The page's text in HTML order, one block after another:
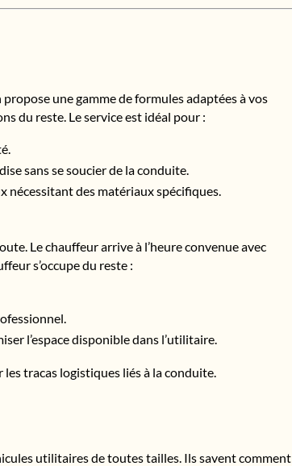
une gamme de formules adaptées à vos
du reste. Le service est idéal pour :
sans se soucier de la conduite.
nécessitant des matériaux spécifiques.
Le chauffeur arrive à l’heure convenue avec
s’occupe du reste :
l’espace disponible dans l’utilitaire.
les tracas logistiques liés à la conduite.
utilitaires de toutes tailles. Ils savent comment